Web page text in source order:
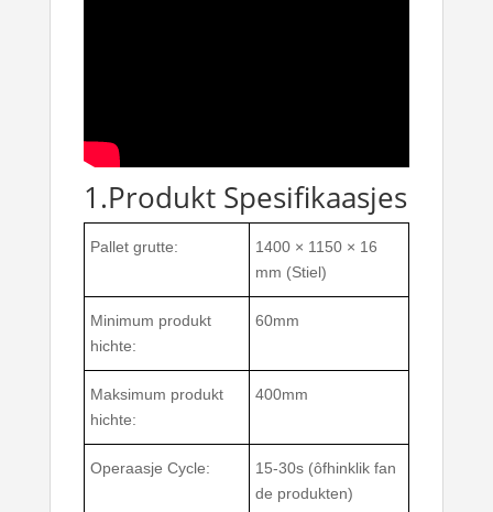
1.Produkt Spesifikaasjes
Pallet grutte:
1400 × 1150 × 16
mm (Stiel)
Minimum produkt
hichte:
60mm
Maksimum produkt
hichte:
400mm
Operaasje Cycle:
15-30s (ôfhinklik fan
de produkten)